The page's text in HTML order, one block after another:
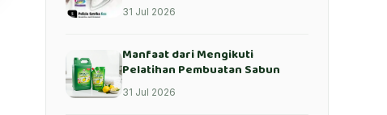
31 Jul 2026
Manfaat dari Mengikuti
Pelatihan Pembuatan Sabun
31 Jul 2026